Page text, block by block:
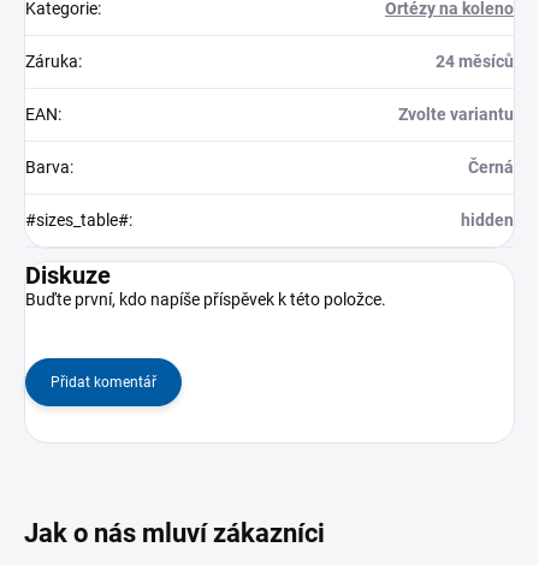
Kategorie: Ortézy na koleno
Záruka: 24 měsíců
EAN: Zvolte variantu
Barva: Černá
#sizes_table#: hidden
Diskuze
Buďte první, kdo napíše příspěvek k této položce.
Přidat komentář